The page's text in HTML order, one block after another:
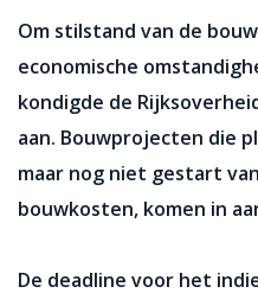
Om stilstand van de
economische
kondigde de
aan. Bouwprojecten die
maar nog niet gestart
bouwkosten, komen in
De deadline voor het